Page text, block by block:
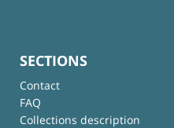
SECTIONS
Contact
FAQ
Collections description